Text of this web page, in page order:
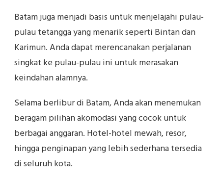
Batam juga menjadi basis untuk menjelajahi pulau-
pulau tetangga yang menarik seperti Bintan dan
Karimun. Anda dapat merencanakan perjalanan
singkat ke pulau-pulau ini untuk merasakan
keindahan alamnya.
Selama berlibur di Batam, Anda akan menemukan
beragam pilihan akomodasi yang cocok untuk
berbagai anggaran. Hotel-hotel mewah, resor,
hingga penginapan yang lebih sederhana tersedia
di seluruh kota.